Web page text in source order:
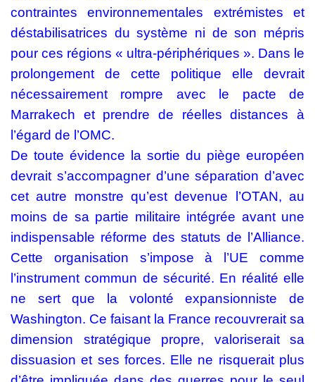
contraintes environnementales extrémistes et
déstabilisatrices du système ni de son mépris
pour ces régions « ultra-périphériques ». Dans le
prolongement de cette politique elle devrait
nécessairement rompre avec le pacte de
Marrakech et prendre de réelles distances à
l’égard de l’OMC.
De toute évidence la sortie du piège européen
devrait s’accompagner d’une séparation d’avec
cet autre monstre qu’est devenue l’OTAN, au
moins de sa partie militaire intégrée avant une
indispensable réforme des statuts de l’Alliance.
Cette organisation s’impose à l’UE comme
l’instrument commun de sécurité. En réalité elle
ne sert que la volonté expansionniste de
Washington. Ce faisant la France recouvrerait sa
dimension stratégique propre, valoriserait sa
dissuasion et ses forces. Elle ne risquerait plus